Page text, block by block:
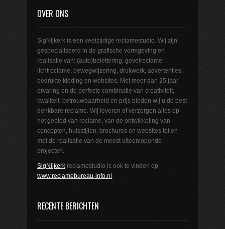
OVER ONS
SigNijkerk is een veelzijdige reclamestudio. Wij zijn
gespecialiseerd in de grafische vormgeving en
realisatie van: (auto)belettering, gevelreclame,
lichtreclame, bewegwijzering, drukwerk, advertenties,
bedrukte kleding en websites. Met meer dan 25 jaar
ervaring en de perfecte combinatie van creativiteit,
kwaliteit, betrouwbaarheid en prijs bieden wij u de best
denkbare reclame. Wij leveren of verzorgen alles op
het gebied van reclame, van de ontwikkeling van
concepten, huisstijlen, brochures en websites tot en
met de realisatie van de meest uiteenlopende
projecten.
SigNijkerk reclamestudio is ook te vinden op
www.reclamebureau-info.nl .
RECENTE BERICHTEN